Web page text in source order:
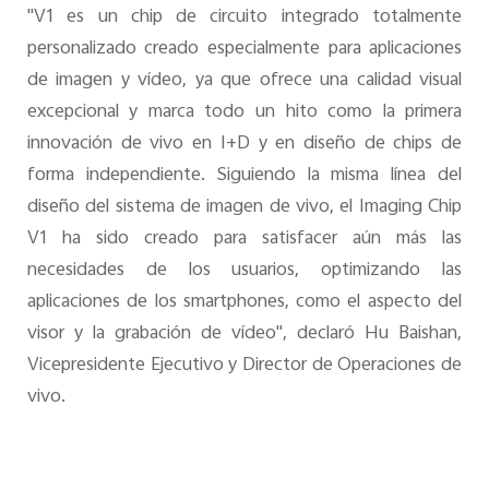
"V1 es un chip de circuito integrado totalmente
personalizado creado especialmente para aplicaciones
de imagen y vídeo, ya que ofrece una calidad visual
excepcional y marca todo un hito como la primera
innovación de vivo en I+D y en diseño de chips de
forma independiente. Siguiendo la misma línea del
diseño del sistema de imagen de vivo, el Imaging Chip
V1 ha sido creado para satisfacer aún más las
necesidades de los usuarios, optimizando las
aplicaciones de los smartphones, como el aspecto del
visor y la grabación de vídeo", declaró Hu Baishan,
Vicepresidente Ejecutivo y Director de Operaciones de
vivo.